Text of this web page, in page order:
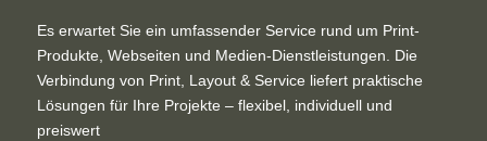
Es erwartet Sie ein umfassender Service rund um Print-
Produkte, Webseiten und Medien-Dienstleistungen. Die
Verbindung von Print, Layout & Service liefert praktische
Lösungen für Ihre Projekte – flexibel, individuell und
preiswert